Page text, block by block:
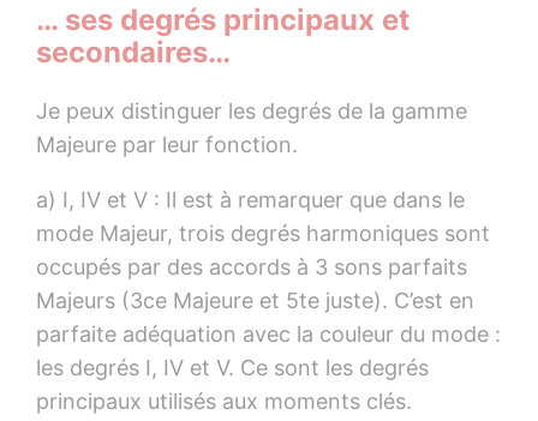
… ses degrés principaux et
secondaires…
Je peux distinguer les degrés de la gamme
Majeure par leur fonction.
a) I, IV et V : Il est à remarquer que dans le
mode Majeur, trois degrés harmoniques sont
occupés par des accords à 3 sons parfaits
Majeurs (3ce Majeure et 5te juste). C’est en
parfaite adéquation avec la couleur du mode :
les degrés I, IV et V. Ce sont les degrés
principaux utilisés aux moments clés.